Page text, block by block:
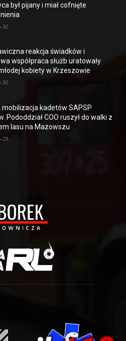
był pijany i miał cofnięte
30
reakcja świadków i
współpraca służb uratowały
kobiety w Krzeszowie
30
mobilizacja kadetów SAPSP
Pododdział COO ruszył do walki z
lasu na Mazowszu
29